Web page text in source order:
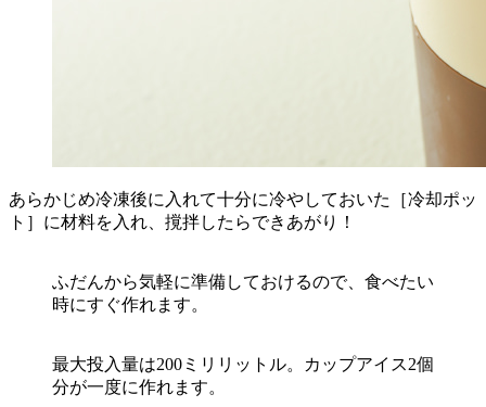
あらかじめ冷凍後に入れて十分に冷やしておいた［冷却ポッ
ト］に材料を入れ、撹拌したらできあがり！
ふだんから気軽に準備しておけるので、食べたい
時にすぐ作れます。
最大投入量は200ミリリットル。カップアイス2個
分が一度に作れます。